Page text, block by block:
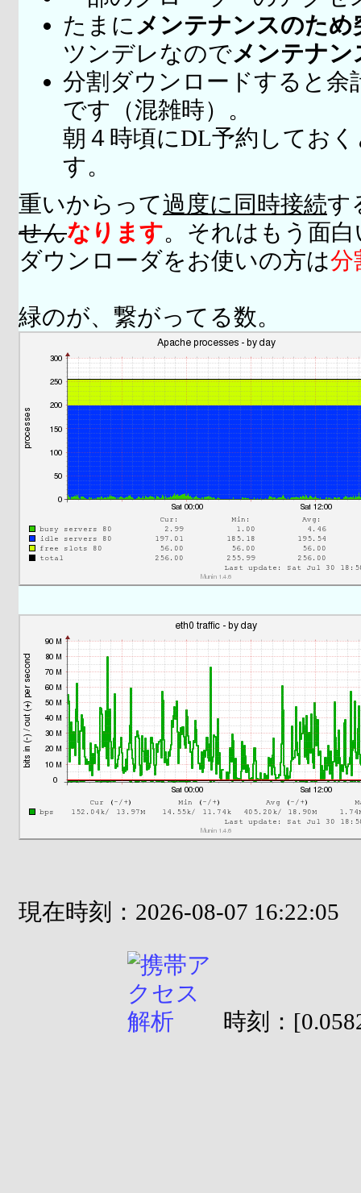
たまに メンテナンスのため
ツンデレなのでメンテナ
分割ダウンロードすると余
です（混雑時）。
朝４時頃にDL予約してお
す。
重いからって過度に同時接続す
せんなります。それはもう面
ダウンローダをお使いの方は分
緑のが、繋がってる数。
現在時刻：2026-08-07 16:22:05
時刻：